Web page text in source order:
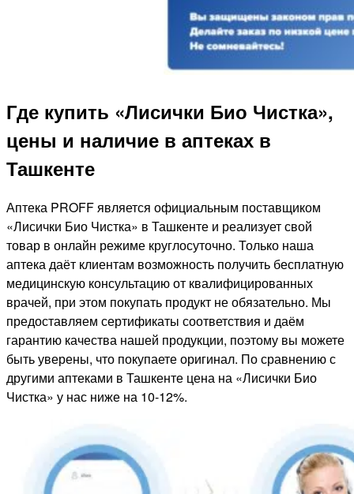
Где купить «Лисички Био Чистка»,
цены и наличие в аптеках в
Ташкенте
Аптека PROFF является официальным поставщиком
«Лисички Био Чистка» в Ташкенте и реализует свой
товар в онлайн режиме круглосуточно. Только наша
аптека даёт клиентам возможность получить бесплатную
медицинскую консультацию от квалифицированных
врачей, при этом покупать продукт не обязательно. Мы
предоставляем сертификаты соответствия и даём
гарантию качества нашей продукции, поэтому вы можете
быть уверены, что покупаете оригинал. По сравнению с
другими аптеками в Ташкенте цена на «Лисички Био
Чистка» у нас ниже на 10-12%.